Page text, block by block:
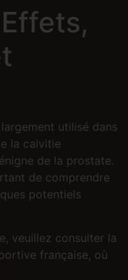
utilisé dans
la calvitie
de la prostate.
de comprendre
potentiels
veuillez consulter la
française, où